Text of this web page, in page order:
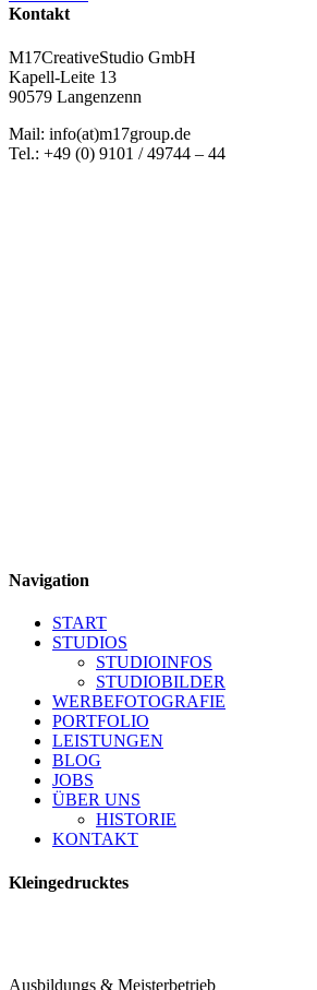
Kontakt
M17CreativeStudio GmbH
Kapell-Leite 13
90579 Langenzenn
Mail: info(at)m17group.de
Tel.: +49 (0) 9101 / 49744 – 44
Navigation
START
STUDIOS
STUDIOINFOS
STUDIOBILDER
WERBEFOTOGRAFIE
PORTFOLIO
LEISTUNGEN
BLOG
JOBS
ÜBER UNS
HISTORIE
KONTAKT
Kleingedrucktes
Ausbildungs & Meisterbetrieb